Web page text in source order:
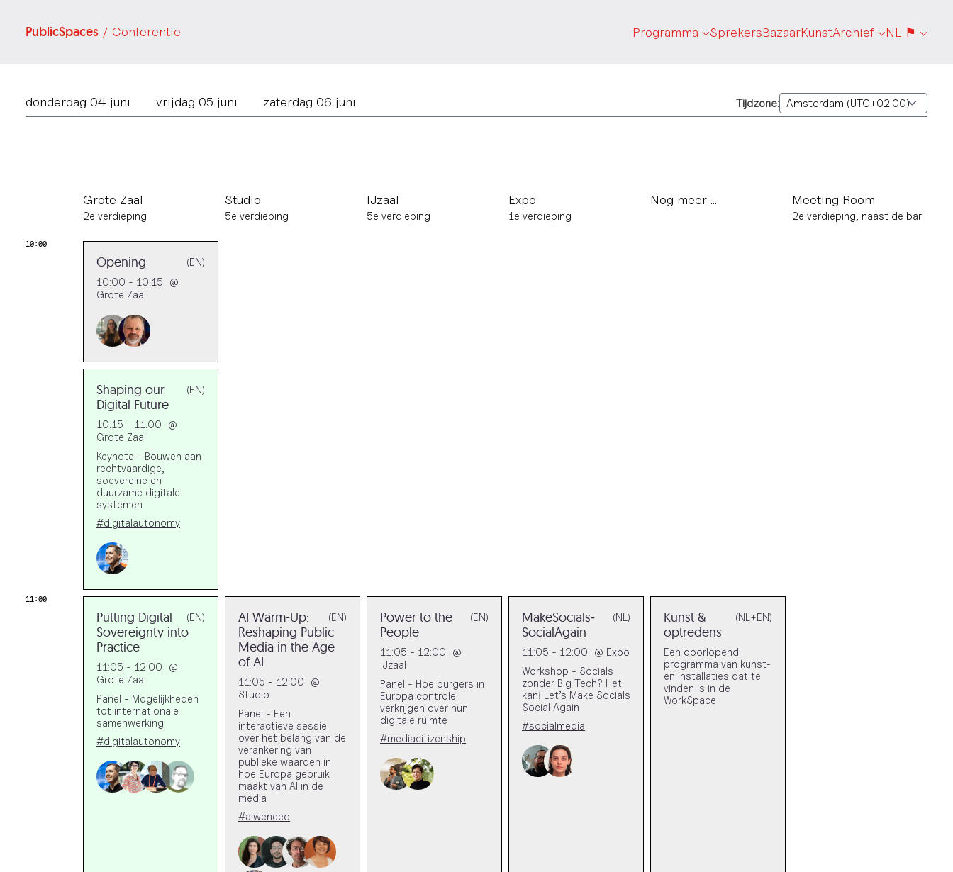
PublicSpaces / Conferentie Programma SprekersBazaarKunstArchief NL ⚑
donderdag 04 juni vrijdag 05 juni zaterdag 06 juni Tijdzone:
Grote Zaal
2e verdieping
Studio
5e verdieping
IJzaal
5e verdieping
Expo
1e verdieping
Nog meer ... Meeting Room
2e verdieping, naast de bar
10:00
(EN)
Opening
10:00 - 10:15
@
Grote Zaal
(EN)
Shaping our
Digital Future
10:15 - 11:00
@
Grote Zaal
Keynote - Bouwen aan
rechtvaardige,
soevereine en
duurzame digitale
systemen
#digitalautonomy
11:00
(NL+EN)
Kunst &
optredens
Een doorlopend
programma van kunst-
en installaties dat te
vinden is in de
WorkSpace
(EN)
AI Warm-Up:
Reshaping Public
Media in the Age
of AI
11:05 - 12:00
@
Studio
Panel - Een
interactieve sessie
over het belang van de
verankering van
publieke waarden in
hoe Europa gebruik
maakt van AI in de
media
#aiweneed
(EN)
Power to the
People
11:05 - 12:00
@
IJzaal
Panel - Hoe burgers in
Europa controle
verkrijgen over hun
digitale ruimte
#mediacitizenship
(NL)
MakeSocials­
SocialAgain
11:05 - 12:00 @ Expo
Workshop - Socials
zonder Big Tech? Het
kan! Let’s Make Socials
Social Again
#socialmedia
(EN)
Putting Digital
Sovereignty into
Practice
11:05 - 12:00
@
Grote Zaal
Panel - Mogelijkheden
tot internationale
samenwerking
#digitalautonomy